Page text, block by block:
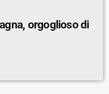
orgoglioso di